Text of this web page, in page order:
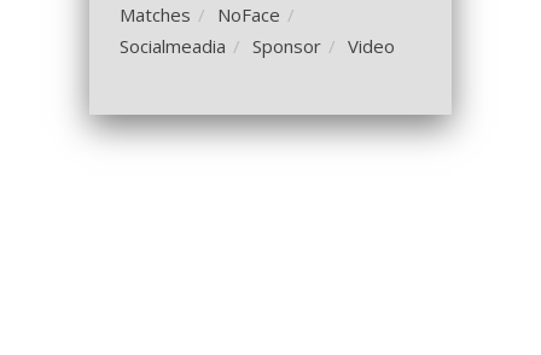
Matches
NoFace
Socialmeadia
Sponsor Video